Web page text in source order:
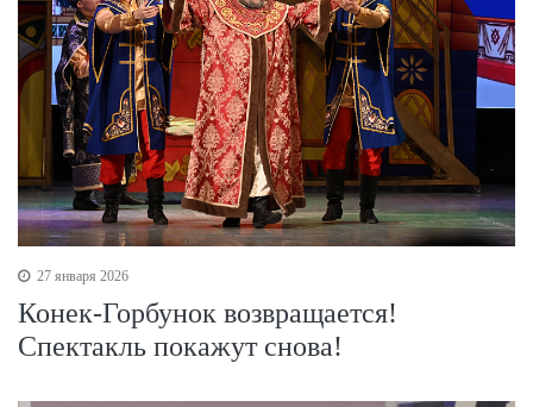
27 января 2026
Конек-Горбунок возвращается!
Спектакль покажут снова!